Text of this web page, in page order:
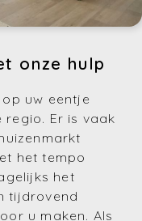
onze hulp
uw eentje
regio. Er is vaak
het tempo
het
tijdrovend
u maken. Als